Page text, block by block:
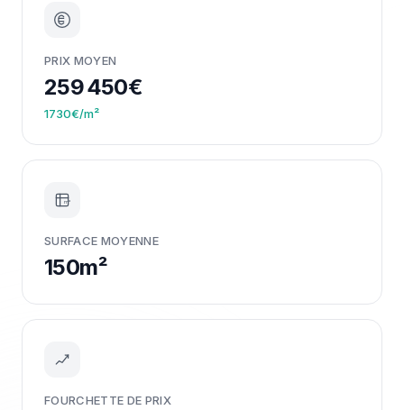
PRIX MOYEN
259 450€
1730€/m²
m²
SURFACE MOYENNE
150m²
FOURCHETTE DE PRIX